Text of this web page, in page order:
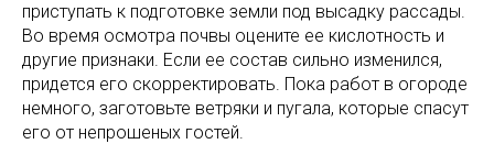
приступать к подготовке земли под высадку рассады.
Во время осмотра почвы оцените ее кислотность и
другие признаки. Если ее состав сильно изменился,
придется его скорректировать. Пока работ в огороде
немного, заготовьте ветряки и пугала, которые спасут
его от непрошеных гостей.